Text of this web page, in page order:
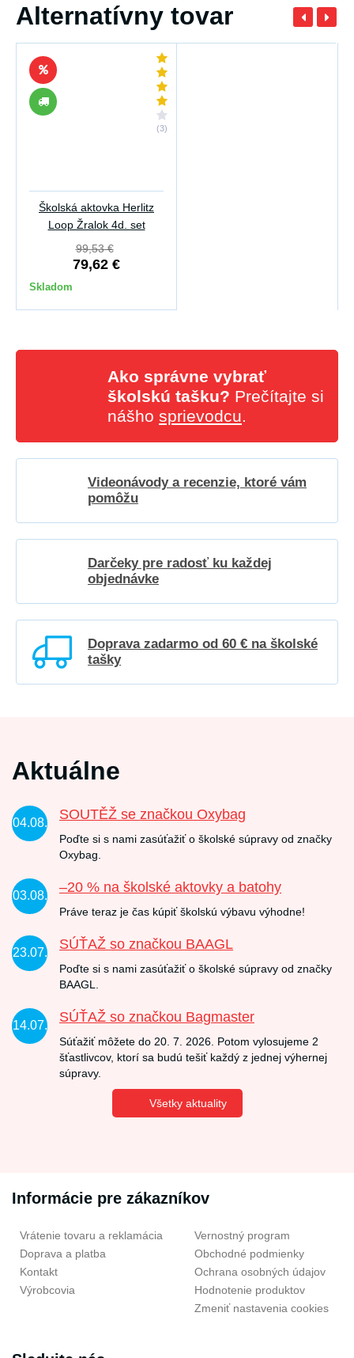
Alternatívny tovar
(3)
Školská aktovka Herlitz
Loop Žralok 4d. set
99,53 €
79,62 €
Skladom
Ako správne vybrať
školskú tašku? Prečítajte si
nášho sprievodcu.
Videonávody a recenzie, ktoré vám
pomôžu
Darčeky pre radosť ku každej
objednávke
Doprava zadarmo od 60 € na školské
tašky
Aktuálne
04.08.
SOUTĚŽ se značkou Oxybag
Poďte si s nami zasúťažiť o školské súpravy od značky
Oxybag.
03.08.
–20 % na školské aktovky a batohy
Práve teraz je čas kúpiť školskú výbavu výhodne!
23.07.
SÚŤAŽ so značkou BAAGL
Poďte si s nami zasúťažiť o školské súpravy od značky
BAAGL.
14.07.
SÚŤAŽ so značkou Bagmaster
Súťažiť môžete do 20. 7. 2026. Potom vylosujeme 2
šťastlivcov, ktorí sa budú tešiť každý z jednej výhernej
súpravy.
Všetky aktuality
Informácie pre zákazníkov
Vrátenie tovaru a reklamácia
Doprava a platba
Kontakt
Výrobcovia
Vernostný program
Obchodné podmienky
Ochrana osobných údajov
Hodnotenie produktov
Zmeniť nastavenia cookies